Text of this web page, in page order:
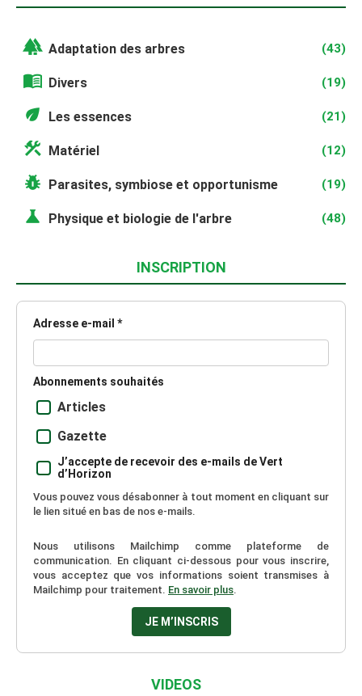
forest Adaptation des arbres (43)
menu_book Divers (19)
eco Les essences (21)
construction Matériel (12)
pest_control Parasites, symbiose et opportunisme (19)
science Physique et biologie de l'arbre (48)
INSCRIPTION
Adresse e-mail *
Abonnements souhaités
Articles
Gazette
J’accepte de recevoir des e-mails de Vert
d’Horizon
Vous pouvez vous désabonner à tout moment en cliquant sur
le lien situé en bas de nos e-mails.
Nous utilisons Mailchimp comme plateforme de
communication. En cliquant ci-dessous pour vous inscrire,
vous acceptez que vos informations soient transmises à
Mailchimp pour traitement. En savoir plus.
VIDEOS